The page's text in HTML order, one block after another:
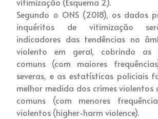
Segundo o ONS (2018), os dados
inquéritos de vitimização
indicadores das tendências no
violento em geral, cobrindo as
comuns (com maiores
severas, e as estatísticas policiais
melhor medida dos crimes violentos
comuns (com menores
violentos (higher-harm violence).